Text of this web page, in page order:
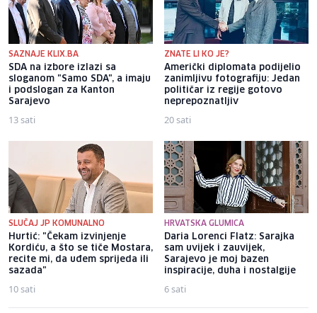
SAZNAJE KLIX.BA
SDA na izbore izlazi sa
sloganom "Samo SDA", a imaju
i podslogan za Kanton
Sarajevo
13 sati
ZNATE LI KO JE?
Američki diplomata podijelio
zanimljivu fotografiju: Jedan
političar iz regije gotovo
neprepoznatljiv
20 sati
SLUČAJ JP KOMUNALNO
Hurtić: "Čekam izvinjenje
Kordiću, a što se tiče Mostara,
recite mi, da uđem sprijeda ili
sazada"
10 sati
HRVATSKA GLUMICA
Daria Lorenci Flatz: Sarajka
sam uvijek i zauvijek,
Sarajevo je moj bazen
inspiracije, duha i nostalgije
6 sati